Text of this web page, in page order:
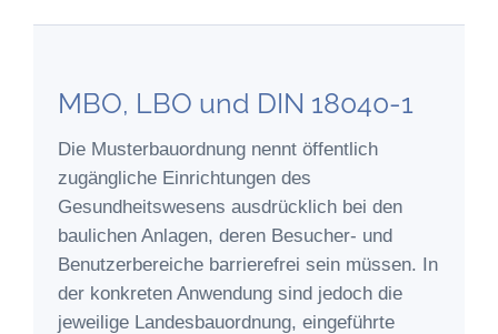
MBO, LBO und DIN 18040-1
Die Musterbauordnung nennt öffentlich
zugängliche Einrichtungen des
Gesundheitswesens ausdrücklich bei den
baulichen Anlagen, deren Besucher- und
Benutzerbereiche barrierefrei sein müssen. In
der konkreten Anwendung sind jedoch die
jeweilige Landesbauordnung, eingeführte